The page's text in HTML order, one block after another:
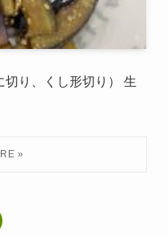
り、くし形切り） 生